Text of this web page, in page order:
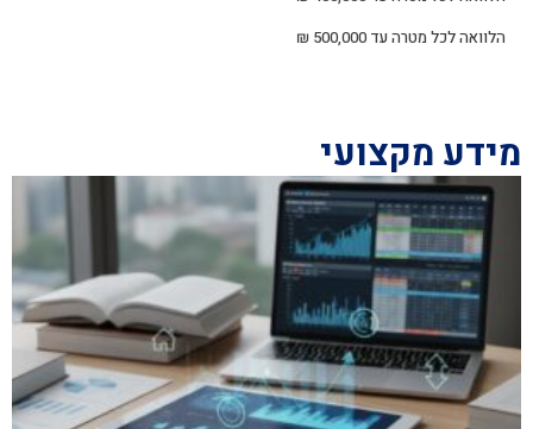
הלוואה לכל מטרה עד 500,000 ₪
מידע מקצועי